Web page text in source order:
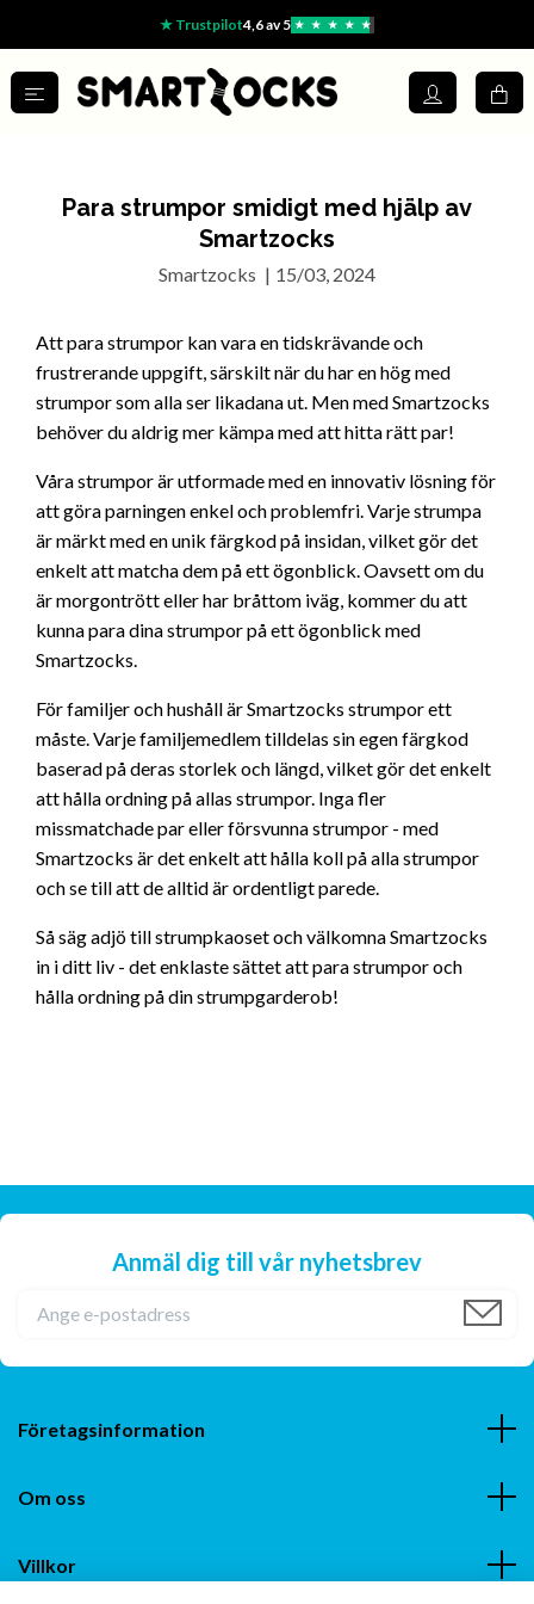
★ Trustpilot4,6 av 5 ★ ★ ★ ★ ★
Para strumpor smidigt med hjälp av
Smartzocks
Smartzocks | 15/03, 2024
Att para strumpor kan vara en tidskrävande och
frustrerande uppgift, särskilt när du har en hög med
strumpor som alla ser likadana ut. Men med Smartzocks
behöver du aldrig mer kämpa med att hitta rätt par!
Våra strumpor är utformade med en innovativ lösning för
att göra parningen enkel och problemfri. Varje strumpa
är märkt med en unik färgkod på insidan, vilket gör det
enkelt att matcha dem på ett ögonblick. Oavsett om du
är morgontrött eller har bråttom iväg, kommer du att
kunna para dina strumpor på ett ögonblick med
Smartzocks.
För familjer och hushåll är Smartzocks strumpor ett
måste. Varje familjemedlem tilldelas sin egen färgkod
baserad på deras storlek och längd, vilket gör det enkelt
att hålla ordning på allas strumpor. Inga fler
missmatchade par eller försvunna strumpor - med
Smartzocks är det enkelt att hålla koll på alla strumpor
och se till att de alltid är ordentligt parede.
Så säg adjö till strumpkaoset och välkomna Smartzocks
in i ditt liv - det enklaste sättet att para strumpor och
hålla ordning på din strumpgarderob!
Anmäl dig till vår nyhetsbrev
Företagsinformation
Om oss
Villkor